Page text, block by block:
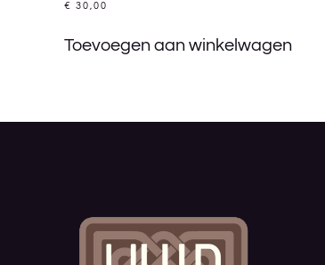
€ 30,00
Toevoegen aan winkelwagen